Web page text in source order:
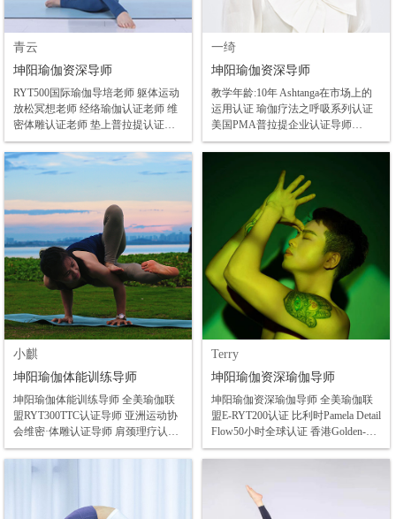
青云
坤阳瑜伽资深导师
RYT500国际瑜伽导培老师 躯体运动
放松冥想老师 经络瑜伽认证老师 维
密体雕认证老师 垫上普拉提认证老
师 吠檀多瑜伽哲学在学国际大师课
翻译及助教 主要擅长:阿斯汤伽 流瑜
伽 躯体运动 理疗 冥想 阴瑜伽 女性
运动修复练习
一绮
坤阳瑜伽资深导师
教学年龄:10年 Ashtanga在市场上的
运用认证 瑜伽疗法之呼吸系列认证
美国PMA普拉提企业认证导师
·ZHENWO普拉提器械认证 ·吴婷普
证 ·刘希芳维密极速瘦身认证 导师理
查德博士螺旋链认证
小麒
坤阳瑜伽体能训练导师
坤阳瑜伽体能训练导师 全美瑜伽联
盟RYT300TTC认证导师 亚洲运动协
会维密·体雕认证导师 肩颈理疗认证
导师 球瑜伽塑型认证导师 阴瑜伽身
体疗愈系统认证导师 阿斯汤加习练
Terry
坤阳瑜伽资深瑜伽导师
坤阳瑜伽资深瑜伽导师 全美瑜伽联
盟E-RYT200认证 比利时Pamela Detail
Flow50小时全球认证 香港Golden-Y
瑜伽学院200小时哈他瑜伽认证 香港
Golden-Y瑜伽学院100小时流瑜伽认
训师认证 梵音瑜伽学院100小时流瑜
伽培训 梵语瑜伽学院高温瑜伽50小